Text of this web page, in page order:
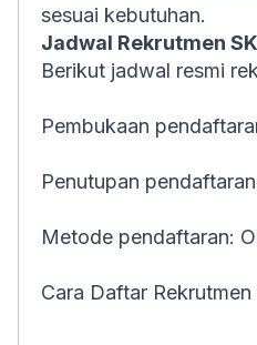
sesuai kebutuhan.
Jadwal Rekrutmen
Berikut jadwal resmi
Pembukaan
Penutupan
Metode pendaftaran:
Cara Daftar